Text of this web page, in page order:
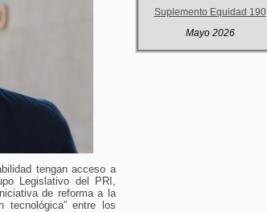
tengan acceso a
Legislativo del PRI,
de reforma a la
tecnológica” entre los
Suplemento Equidad 190
Mayo 2026